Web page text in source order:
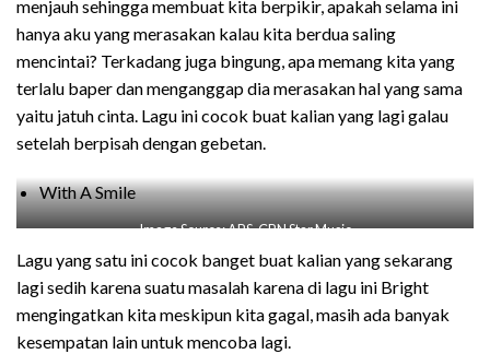
menjauh sehingga membuat kita berpikir, apakah selama ini
hanya aku yang merasakan kalau kita berdua saling
mencintai? Terkadang juga bingung, apa memang kita yang
terlalu baper dan menganggap dia merasakan hal yang sama
yaitu jatuh cinta. Lagu ini cocok buat kalian yang lagi galau
setelah berpisah dengan gebetan.
With A Smile
Image Source: ABS-CBN Star Music
Lagu yang satu ini cocok banget buat kalian yang sekarang
lagi sedih karena suatu masalah karena di lagu ini Bright
mengingatkan kita meskipun kita gagal, masih ada banyak
kesempatan lain untuk mencoba lagi.